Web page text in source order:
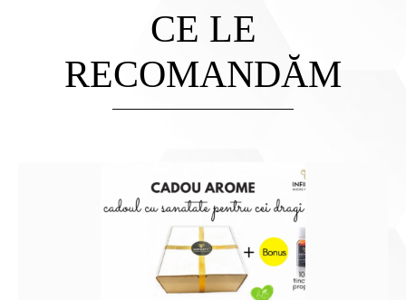
CE LE
RECOMANDĂM